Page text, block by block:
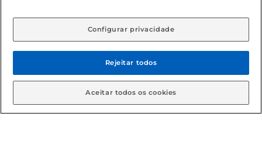
aviso prévio. O valor mínimo para as compras on-line é de
© 2026 Copyright. Todos os direitos
reservados Gbarbosa.
Configurar privacidade
Rejeitar todos
Aceitar todos os cookies